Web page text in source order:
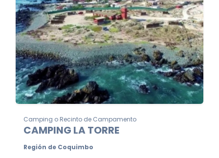
Camping o Recinto de Campamento
CAMPING LA TORRE
Región de Coquimbo